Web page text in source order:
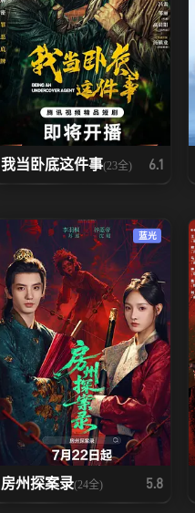
我当卧底这件事(23全) 6.1
蓝光
房州探案录(24全) 5.8